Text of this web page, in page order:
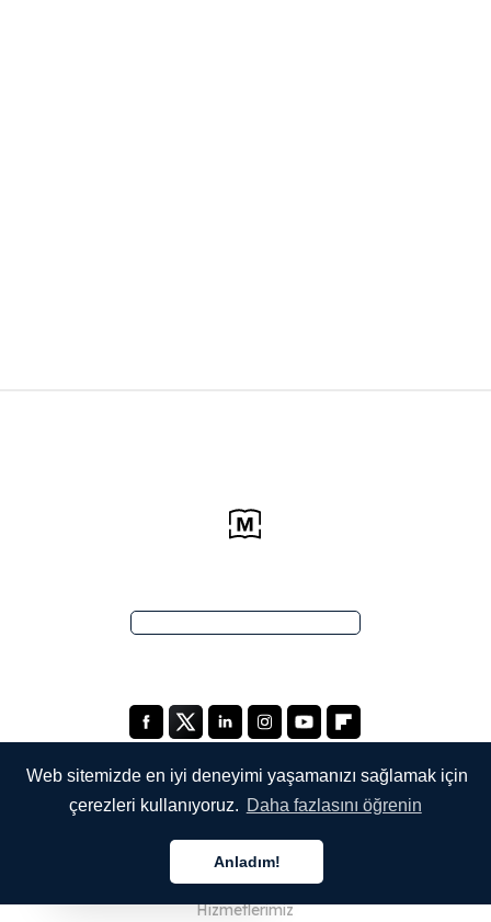
Web sitemizde en iyi deneyimi yaşamanızı sağlamak için
çerezleri kullanıyoruz. Daha fazlasını öğrenin
Anladım!
Hakkımızda
Hizmetlerimiz
Türkçe